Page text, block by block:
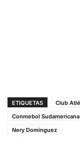
ETIQUETAS
Club
Conmebol Sudamericana
Nery Domínguez